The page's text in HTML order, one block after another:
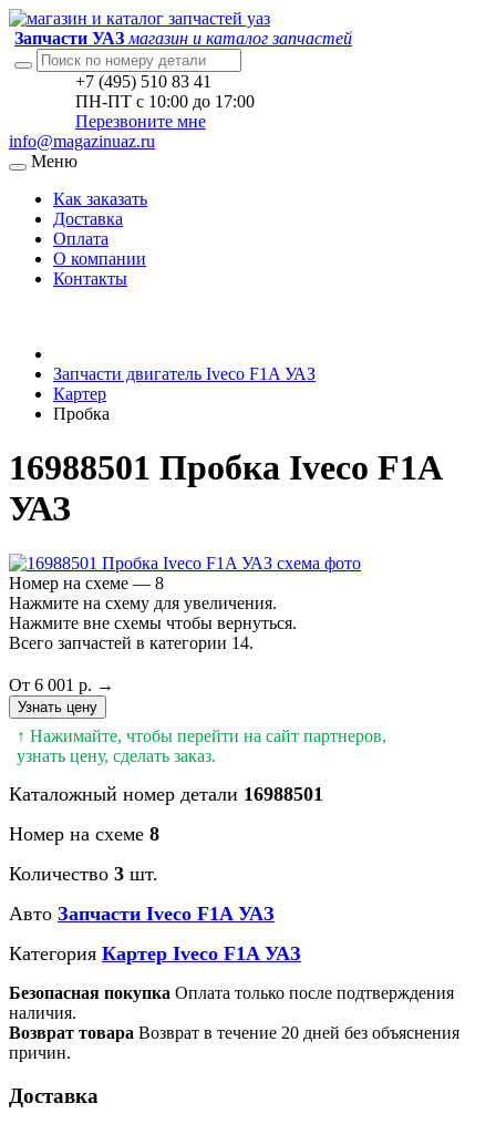
Запчасти УАЗ магазин и каталог запчастей
+7 (495) 510 83 41
ПН-ПТ с 10:00 до 17:00
Перезвоните мне
info@magazinuaz.ru
Меню
Как заказать
Доставка
Оплата
О компании
Контакты
Запчасти двигатель Iveco F1A УАЗ
Картер
Пробка
16988501 Пробка Iveco F1A
УАЗ
Номер на схеме — 8
Нажмите на схему для увеличения.
Нажмите вне схемы чтобы вернуться.
Всего запчастей в категории 14.
От 6 001 р. →
Узнать цену
↑ Нажимайте, чтобы перейти на сайт партнеров,
узнать цену, сделать заказ.
Каталожный номер детали 16988501
Номер на схеме 8
Количество 3 шт.
Авто Запчасти Iveco F1A УАЗ
Категория Картер Iveco F1A УАЗ
Безопасная покупка Оплата только после подтверждения
наличия.
Возврат товара Возврат в течение 20 дней без объяснения
причин.
Доставка